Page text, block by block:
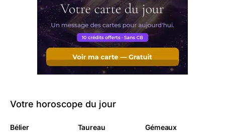
Votre horoscope du jour
Bélier Taureau Gémeaux